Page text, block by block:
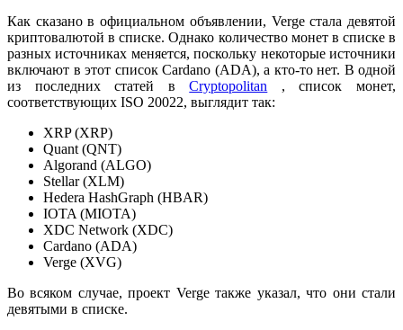
Как сказано в официальном объявлении, Verge стала девятой
криптовалютой в списке. Однако количество монет в списке в
разных источниках меняется, поскольку некоторые источники
включают в этот список Cardano (ADA), а кто-то нет. В одной
из последних статей вCryptopolitan , список монет,
соответствующих ISO 20022, выглядит так:
XRP (XRP)
Quant (QNT)
Algorand (ALGO)
Stellar (XLM)
Hedera HashGraph (HBAR)
IOTA (MIOTA)
XDC Network (XDC)
Cardano (ADA)
Verge (XVG)
Во всяком случае, проект Verge также указал, что они стали
девятыми в списке.